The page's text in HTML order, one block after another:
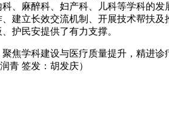
、麻醉科、妇产科、儿科等学科的
建立长效交流机制、开展技术帮扶
护民安提供了有力支撑。
焦学科建设与医疗质量提升，精进
青 签发：胡发庆）